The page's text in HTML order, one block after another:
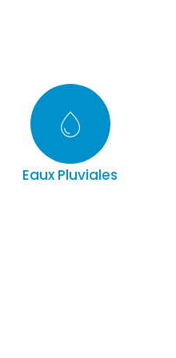
Eaux Pluviales